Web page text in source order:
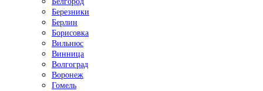
Березники
Берлин
Борисовка
Вильнюс
Винница
Волгоград
Воронеж
Гомель